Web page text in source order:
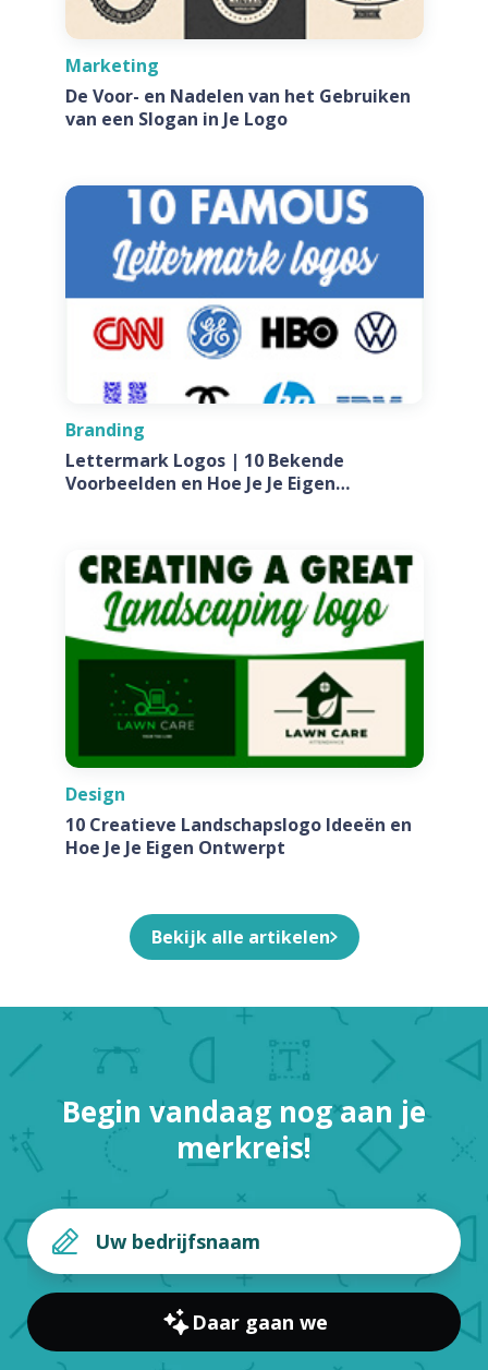
Marketing
De Voor- en Nadelen van het Gebruiken
van een Slogan in Je Logo
Branding
Lettermark Logos | 10 Bekende
Voorbeelden en Hoe Je Je Eigen
Design
10 Creatieve Landschapslogo Ideeën en
Hoe Je Je Eigen Ontwerpt
Bekijk alle artikelen
Begin vandaag nog aan je
merkreis!
Daar gaan we